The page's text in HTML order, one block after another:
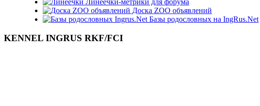
Линеечки-метрики для форума
Доска ZOO объявлений
Базы родословных на IngRus.Net
KENNEL INGRUS RKF/FCI